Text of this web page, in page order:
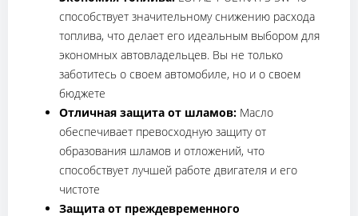
способствует значительному снижению расхода
топлива, что делает его идеальным выбором для
экономных автовладельцев. Вы не только
заботитесь о своем автомобиле, но и о своем
бюджете
Отличная защита от шламов: Масло
обеспечивает превосходную защиту от
образования шламов и отложений, что
способствует лучшей работе двигателя и его
чистоте
Защита от преждевременного